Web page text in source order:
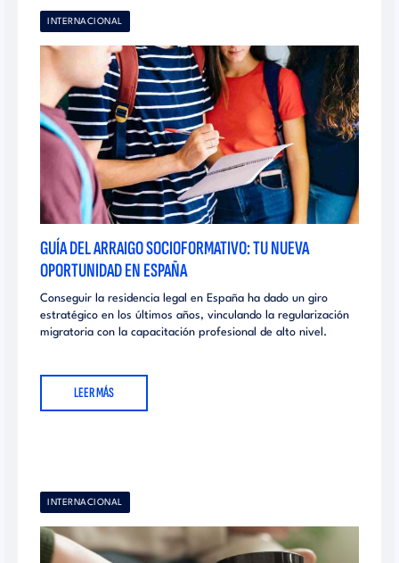
INTERNACIONAL
GUÍA DEL ARRAIGO SOCIOFORMATIVO: TU NUEVA
OPORTUNIDAD EN ESPAÑA
Conseguir la residencia legal en España ha dado un giro
estratégico en los últimos años, vinculando la regularización
migratoria con la capacitación profesional de alto nivel.
LEER MÁS
INTERNACIONAL